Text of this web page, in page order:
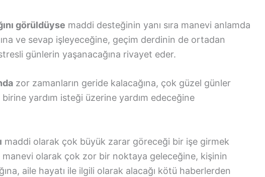
görüldüyse maddi desteğinin yanı sıra manevi anlamda
ve sevap işleyeceğine, geçim derdinin de ortadan
günlerin yaşanacağına rivayet eder.
zor zamanların geride kalacağına, çok güzel günler
birine yardım isteği üzerine yardım edeceğine
maddi olarak çok büyük zarar göreceği bir işe girmek
manevi olarak çok zor bir noktaya geleceğine, kişinin
aile hayatı ile ilgili olarak alacağı kötü haberlerden